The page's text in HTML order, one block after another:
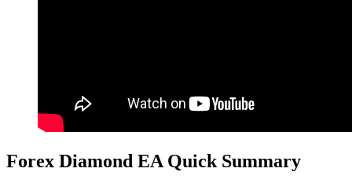
Forex Diamond EA Quick Summary